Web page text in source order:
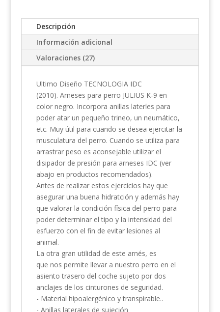
(Opcional)
cantidadDescripción
Información adicional
Valoraciones (27)
Ultimo Diseño TECNOLOGIA IDC
(2010). Arneses para perro JULIUS K-9 en
color negro. Incorpora anillas laterles para
poder atar un pequeño trineo, un neumático,
etc. Muy útil para cuando se desea ejercitar la
musculatura del perro. Cuando se utiliza para
arrastrar peso es aconsejable utilizar el
disipador de presión para arneses IDC (ver
abajo en productos recomendados).
Antes de realizar estos ejercicios hay que
asegurar una buena hidratción y además hay
que valorar la condición física del perro para
poder determinar el tipo y la intensidad del
esfuerzo con el fin de evitar lesiones al
animal.
La otra gran utilidad de este arnés, es
que nos permite llevar a nuestro perro en el
asiento trasero del coche sujeto por dos
anclajes de los cinturones de seguridad.
- Material hipoalergénico y transpirable..
- Anillas laterales de sujeción